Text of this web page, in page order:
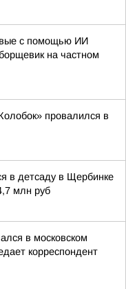
с помощью ИИ
на частном
провалился в
в детсаду в Щербинке
млн руб
в московском
корреспондент